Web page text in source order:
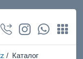
/ Каталог